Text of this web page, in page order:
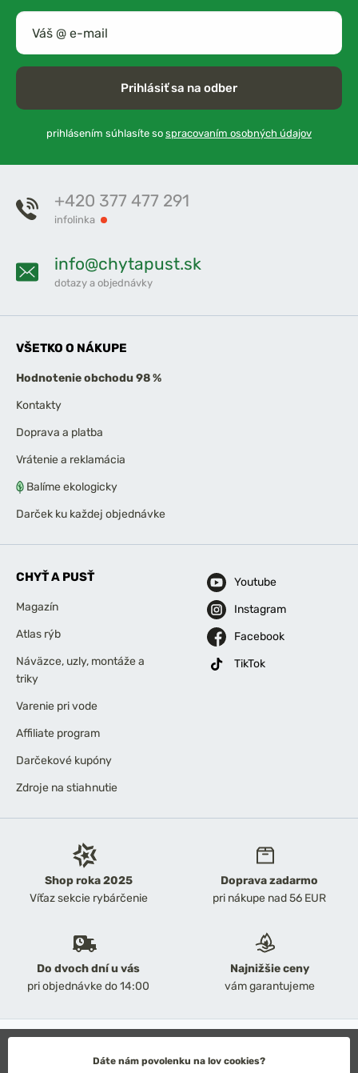
Prihlásiť sa na odber
prihlásením súhlasíte so spracovaním osobných údajov
Shop roka 2025
Víťaz sekcie rybárčenie
Doprava zadarmo
pri nákupe nad 56 EUR
Do dvoch dní u vás
pri objednávke do 14:00
Najnižšie ceny
vám garantujeme
+420 377 477 291
infolinka
info@chytapust.sk
dotazy a objednávky
VŠETKO O NÁKUPE
Hodnotenie obchodu 98 %
Kontakty
Doprava a platba
Vrátenie a reklamácia
Balíme ekologicky
Darček ku každej objednávke
CHYŤ A PUSŤ
Magazín
Atlas rýb
Náväzce, uzly, montáže a
triky
Varenie pri vode
Affiliate program
Darčekové kupóny
Zdroje na stiahnutie
Youtube
Instagram
Facebook
TikTok
Obchodné podmienky
Dáte nám povolenku na lov cookies?